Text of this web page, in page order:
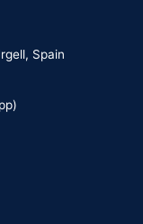
Spain